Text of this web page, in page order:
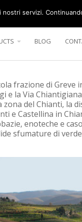
BLOG
frazione di Greve
e la Via
del Chianti, la
e Castellina in
enoteche e
sfumature di
servizi.